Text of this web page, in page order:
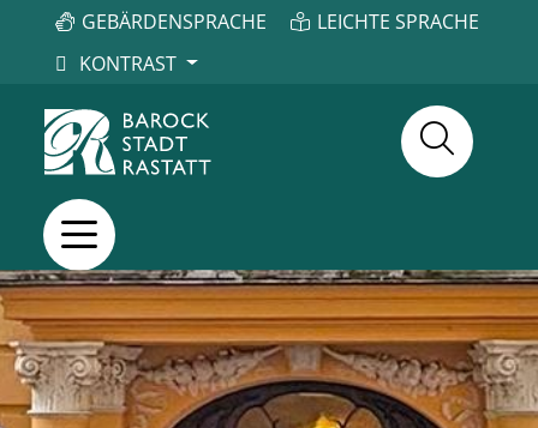
GEBÄRDENSPRACHE
LEICHTE SPRACHE
KONTRAST